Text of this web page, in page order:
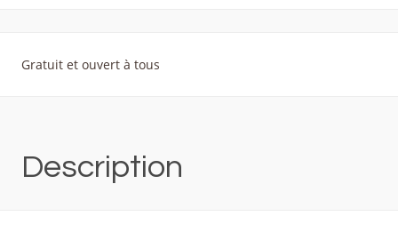
Gratuit et ouvert à tous
Description